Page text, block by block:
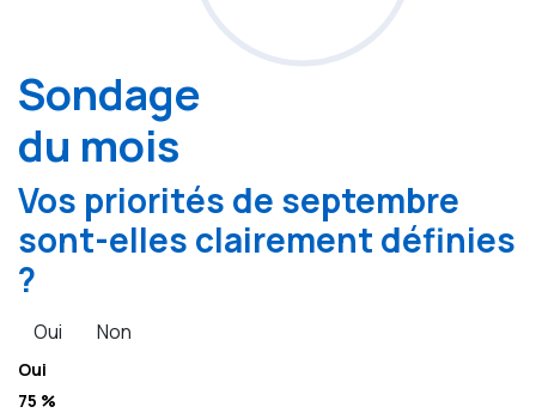
Sondage
du mois
Vos priorités de septembre
sont-elles clairement définies
?
Oui Non
Oui
75 %